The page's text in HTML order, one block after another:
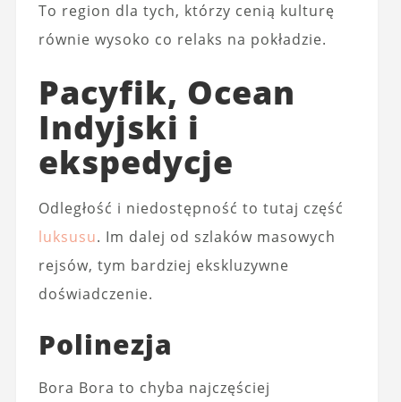
To region dla tych, którzy cenią kulturę
równie wysoko co relaks na pokładzie.
Pacyfik, Ocean
Indyjski i
ekspedycje
Odległość i niedostępność to tutaj część
luksusu. Im dalej od szlaków masowych
rejsów, tym bardziej ekskluzywne
doświadczenie.
Polinezja
Bora Bora to chyba najczęściej